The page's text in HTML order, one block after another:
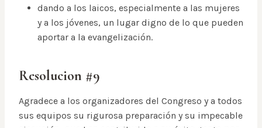
dando a los laicos, especialmente a las mujeres
y a los jóvenes, un lugar digno de lo que pueden
aportar a la evangelización.
Resolucion #9
Agradece a los organizadores del Congreso y a todos
sus equipos su rigurosa preparación y su impecable